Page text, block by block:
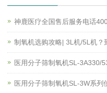
神鹿医疗全国售后服务电话
制氧机选购攻略| 3L机/5L机？
医用分子筛制氧机SL-3A330/
医用分子筛制氧机SL-3W系列